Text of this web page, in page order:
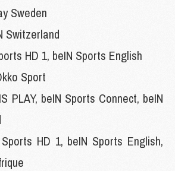
Sweden
Switzerland
HD 1, beIN Sports English
Sport
PLAY, beIN Sports Connect, beIN
HD 1, beIN Sports English,